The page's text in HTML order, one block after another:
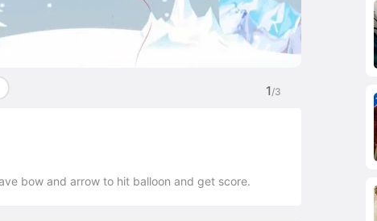
1/3
bow and arrow to hit balloon and get score.